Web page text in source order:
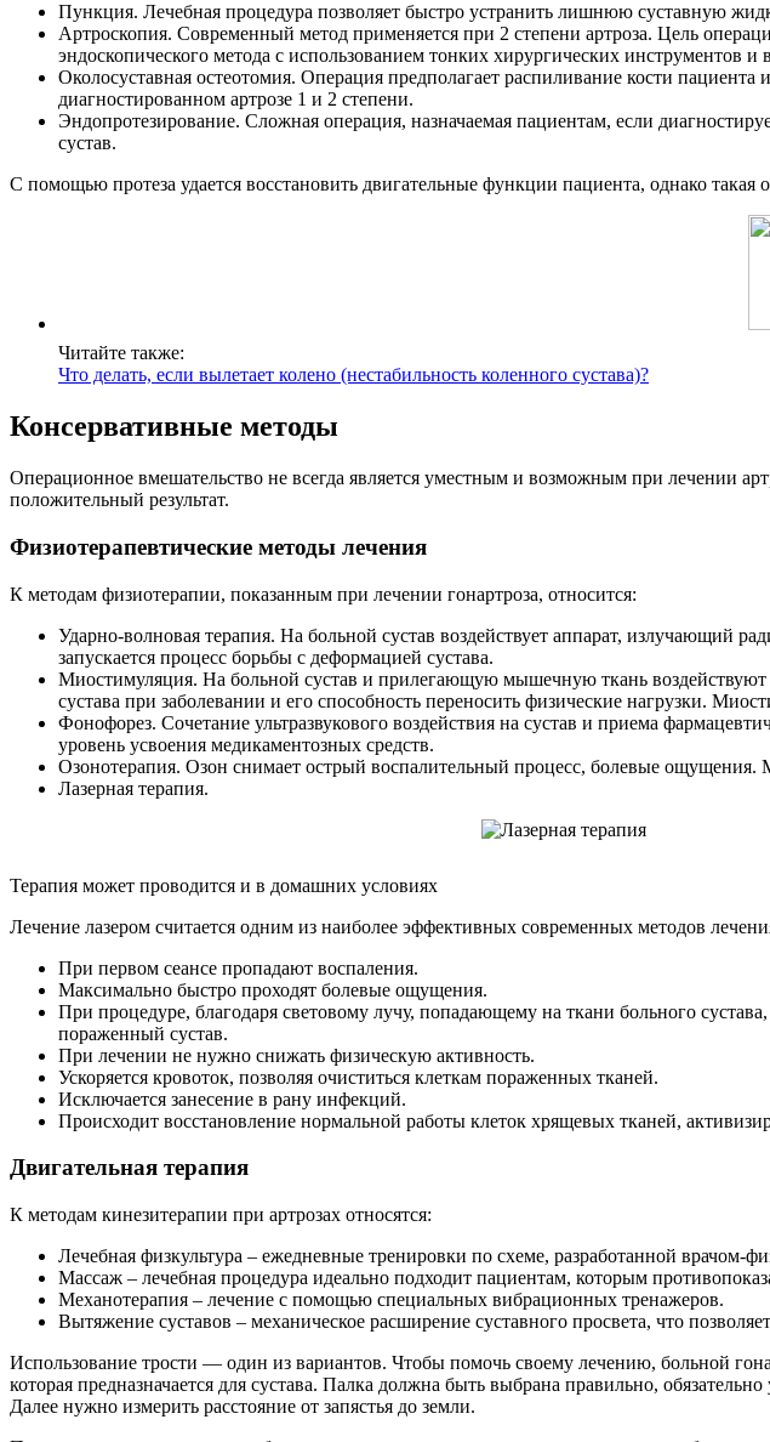
Пункция. Лечебная процедура позволяет быстро устранить лишнюю суставную
Артроскопия. Современный метод применяется при 2 степени артроза. Цель
эндоскопического метода с использованием тонких хирургических инструментов
Околосуставная остеотомия. Операция предполагает распиливание кости
диагностированном артрозе 1 и 2 степени.
Эндопротезирование. Сложная операция, назначаемая пациентам, если
сустав.
С помощью протеза удается восстановить двигательные функции пациента, однако
Читайте также:
Что делать, если вылетает колено (нестабильность коленного сустава)?
Консервативные методы
Операционное вмешательство не всегда является уместным и возможным при лечении
положительный результат.
Физиотерапевтические методы лечения
К методам физиотерапии, показанным при лечении гонартроза, относится:
Ударно-волновая терапия. На больной сустав воздействует аппарат, излучающий
запускается процесс борьбы с деформацией сустава.
Миостимуляция. На больной сустав и прилегающую мышечную ткань воздействуют
сустава при заболевании и его способность переносить физические нагрузки.
Фонофорез. Сочетание ультразвукового воздействия на сустав и приема
уровень усвоения медикаментозных средств.
Озонотерапия. Озон снимает острый воспалительный процесс, болевые ощущения.
Лазерная терапия.
Терапия может проводится и в домашних условиях
Лечение лазером считается одним из наиболее эффективных современных методов
При первом сеансе пропадают воспаления.
Максимально быстро проходят болевые ощущения.
При процедуре, благодаря световому лучу, попадающему на ткани больного
пораженный сустав.
При лечении не нужно снижать физическую активность.
Ускоряется кровоток, позволяя очиститься клеткам пораженных тканей.
Исключается занесение в рану инфекций.
Происходит восстановление нормальной работы клеток хрящевых тканей,
Двигательная терапия
К методам кинезитерапии при артрозах относятся:
Лечебная физкультура – ежедневные тренировки по схеме, разработанной врачом-
Массаж – лечебная процедура идеально подходит пациентам, которым
Механотерапия – лечение с помощью специальных вибрационных тренажеров.
Вытяжение суставов – механическое расширение суставного просвета, что
Использование трости — один из вариантов. Чтобы помочь своему лечению, больной
которая предназначается для сустава. Палка должна быть выбрана правильно,
Далее нужно измерить расстояние от запястья до земли.